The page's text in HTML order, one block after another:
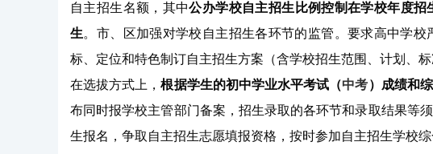
自主招生名额，其中公办学校自主招生比例控制在学校年度
生。市、区加强对学校自主招生各环节的监管。要求高中学
标、定位和特色制订自主招生方案（含学校招生范围、计划、标
在选拔方式上，根据学生的初中学业水平考试（中考）成绩和
布同时报学校主管部门备案，招生录取的各环节和录取结果等
生报名，争取自主招生志愿填报资格，按时参加自主招生学校综